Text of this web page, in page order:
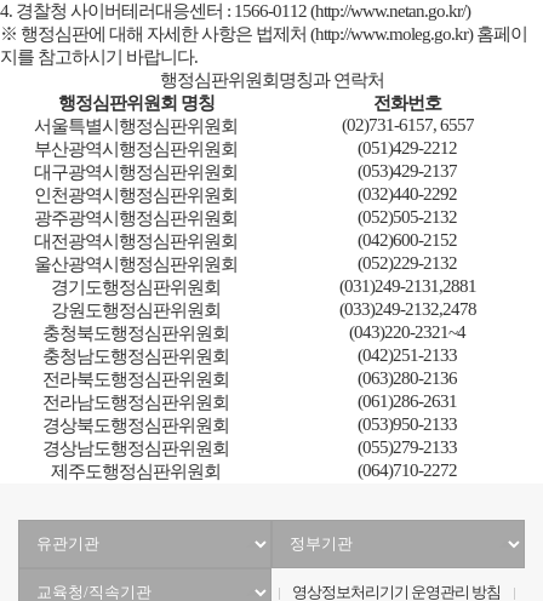
4. 경찰청 사이버테러대응센터 : 1566-0112 (http://www.netan.go.kr/)
※ 행정심판에 대해 자세한 사항은 법제처 (http://www.moleg.go.kr) 홈페이
지를 참고하시기 바랍니다.
행정심판위원회명칭과 연락처
행정심판위원회 명칭
전화번호
서울특별시행정심판위원회
(02)731-6157, 6557
부산광역시행정심판위원회
(051)429-2212
대구광역시행정심판위원회
(053)429-2137
인천광역시행정심판위원회
(032)440-2292
광주광역시행정심판위원회
(052)505-2132
대전광역시행정심판위원회
(042)600-2152
울산광역시행정심판위원회
(052)229-2132
경기도행정심판위원회
(031)249-2131,2881
강원도행정심판위원회
(033)249-2132,2478
충청북도행정심판위원회
(043)220-2321~4
충청남도행정심판위원회
(042)251-2133
전라북도행정심판위원회
(063)280-2136
전라남도행정심판위원회
(061)286-2631
경상북도행정심판위원회
(053)950-2133
경상남도행정심판위원회
(055)279-2133
제주도행정심판위원회
(064)710-2272
교육서비스헌장 개인정보 처리방침 영상정보처리기기 운영관리 방침